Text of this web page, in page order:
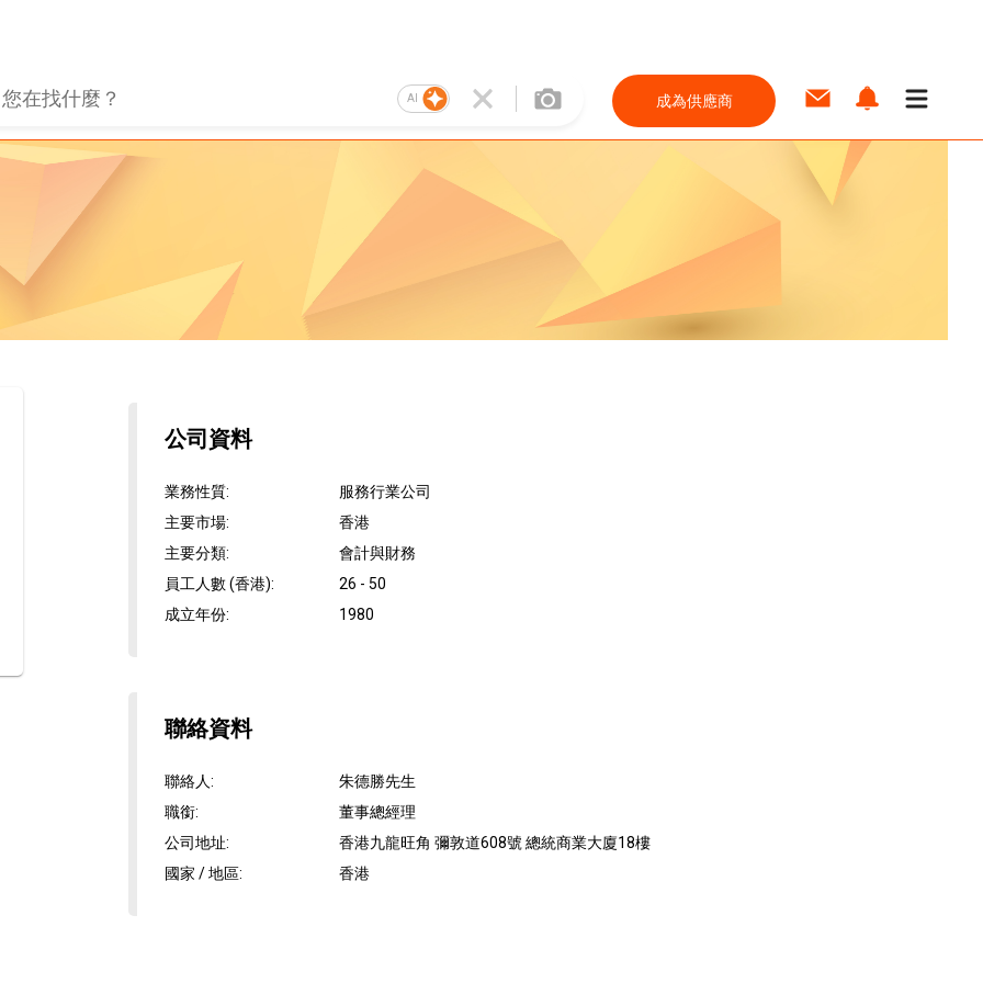
AI 成為供應商
公司資料
業務性質:
服務行業公司
主要市場:
香港
主要分類:
會計與財務
員工人數 (香港):
26 - 50
成立年份: 1980
聯絡資料
聯絡人:
朱德勝先生
職銜:
董事總經理
公司地址:
香港九龍旺角 彌敦道608號 總統商業大廈18樓
國家 / 地區: 香港